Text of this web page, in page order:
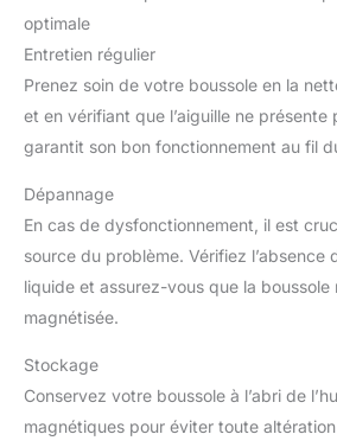
optimale
Entretien régulier
Prenez soin de votre boussole en la
et en vérifiant que l’aiguille ne présente
garantit son bon fonctionnement au fil
Dépannage
En cas de dysfonctionnement, il est
source du problème. Vérifiez l’absence
liquide et assurez-vous que la boussole
magnétisée.
Stockage
Conservez votre boussole à l’abri de
magnétiques pour éviter toute